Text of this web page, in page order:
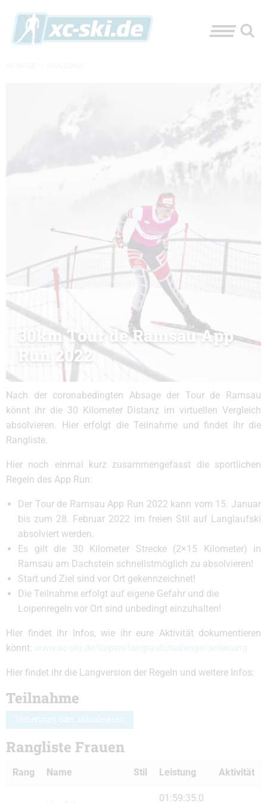
30km Tour de Ramsau App
Run 2022
Nach der coronabedingten Absage der Tour de Ramsau
könnt ihr die 30 Kilometer Distanz im virtuellen Vergleich
absolvieren. Hier erfolgt die Teilnahme und findet ihr die
Rangliste.
Hier noch einmal kurz zusammengefasst die sportlichen
Regeln des App Run:
Der Tour de Ramsau App Run 2022 kann vom 15. Januar
bis zum 28. Februar 2022 im freien Stil auf Langlaufski
absolviert werden.
Es gilt die 30 Kilometer Strecke (2×15 Kilometer) in
Ramsau am Dachstein schnellstmöglich zu absolvieren!
Start und Ziel sind vor Ort gekennzeichnet!
Die Teilnahme erfolgt auf eigene Gefahr und die
Loipenregeln vor Ort sind unbedingt einzuhalten!
Hier findet ihr Infos, wie ihr eure Aktivität dokumentieren
könnt: www.xc-ski.de/loipen/langlaufchallenge/anleitung
Hier findet ihr die Langversion der Regeln und weitere Infos:
Teilnahme
Teilnehmen oder aktualisieren
Rangliste Frauen
Rang Name Stil Leistung Aktivität
01:59:35.0